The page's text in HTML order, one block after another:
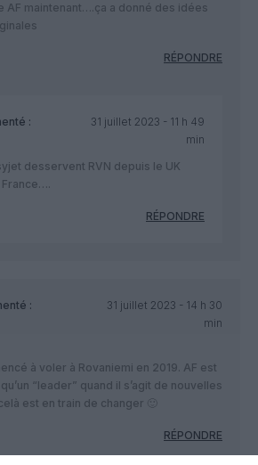
AF maintenant….ça a donné des idées
RÉPONDRE
:
31 juillet 2023 - 11 h 49
min
desservent RVN depuis le UK
France….
RÉPONDRE
:
31 juillet 2023 - 14 h 30
min
à voler à Rovaniemi en 2019. AF est
“leader” quand il s’agit de nouvelles
est en train de changer 🙂
RÉPONDRE